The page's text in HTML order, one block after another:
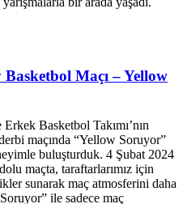
Maçı – Yellow
Basketbol Takımı’nın
maçında “Yellow Soruyor”
buluşturduk. 4 Şubat 2024
maçta, taraftarlarımız için
sunarak maç atmosferini daha
ile sadece maç